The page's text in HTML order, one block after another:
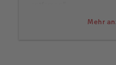
Mehr
2. Hintergrund entfernen